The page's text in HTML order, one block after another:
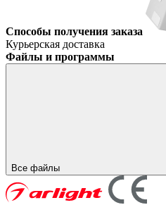
Способы получения заказа
Курьерская доставка
Файлы и программы
Все файлы